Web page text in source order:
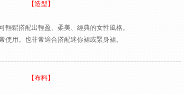
【造型】
輕鬆搭配出輕盈、柔美、經典的女性風格。
使用。也非常適合搭配迷你裙或緊身裙。
【布料】